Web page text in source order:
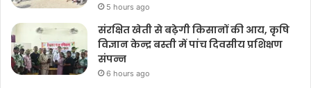
5 hours ago
संरक्षित खेती से बढ़ेगी किसानों की आय, कृषि
विज्ञान केन्द्र बस्ती में पांच दिवसीय प्रशिक्षण
संपन्न
6 hours ago